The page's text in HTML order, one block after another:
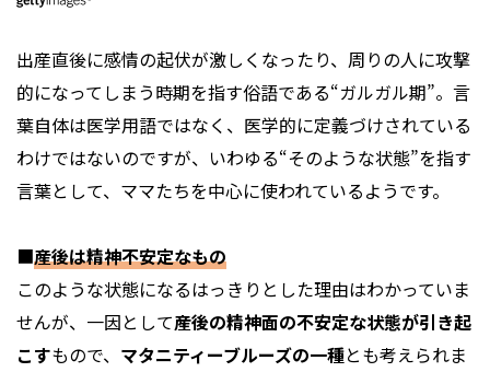
出産直後に感情の起伏が激しくなったり、周りの人に攻撃
的になってしまう時期を指す俗語である“ガルガル期”。言
葉自体は医学用語ではなく、医学的に定義づけされている
わけではないのですが、いわゆる“そのような状態”を指す
言葉として、ママたちを中心に使われているようです。
■産後は精神不安定なもの
このような状態になるはっきりとした理由はわかっていま
せんが、一因として産後の精神面の不安定な状態が引き起
こすもので、 マタニティーブルーズの一種とも考えられま